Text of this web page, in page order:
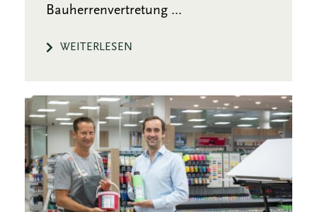
Bauherrenvertretung ...
WEITERLESEN